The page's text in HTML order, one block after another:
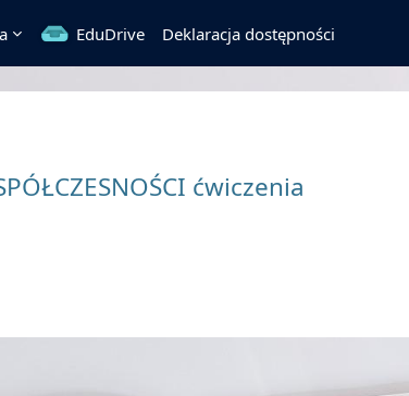
EduDrive Deklaracja dostępności
ćwiczenia